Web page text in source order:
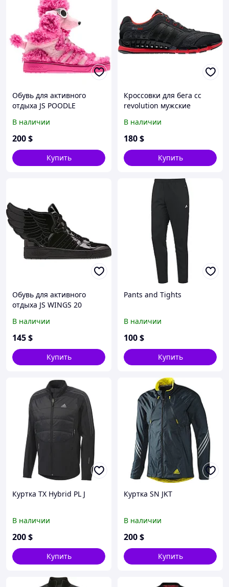
Обувь для активного
отдыха JS POODLE
В наличии
200$
Купить
Кроссовки для бега cc
revolution мужские
В наличии
180$
Купить
Обувь для активного
отдыха JS WINGS 20
В наличии
145$
Купить
Pants and Tights
В наличии
100$
Купить
Куртка TX Hybrid PL J
В наличии
200$
Купить
Куртка SN JKT
В наличии
200$
Купить